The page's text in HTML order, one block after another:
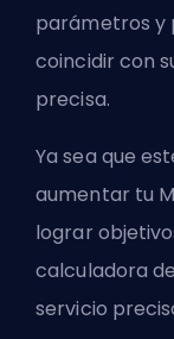
parámetros y
coincidir con
precisa.
Ya sea que
aumentar tu
lograr
calculadora
servicio